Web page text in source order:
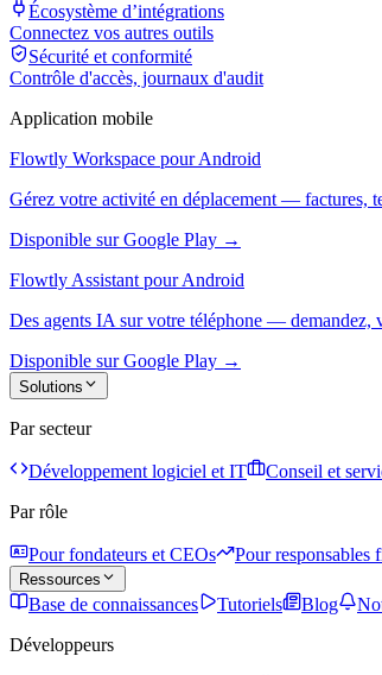
Écosystème d’intégrations
Connectez vos autres outils
Sécurité et conformité
Contrôle d'accès, journaux d'audit
Application mobile
Flowtly Workspace pour Android
Gérez votre activité en déplacement — factures,
Disponible sur Google Play →
Flowtly Assistant pour Android
Des agents IA sur votre téléphone — demandez,
Disponible sur Google Play →
Solutions
Par secteur
Développement logiciel et IT Conseil et
Par rôle
Pour fondateurs et CEOs Pour responsables
Ressources
Base de connaissances Tutoriels Blog
Développeurs